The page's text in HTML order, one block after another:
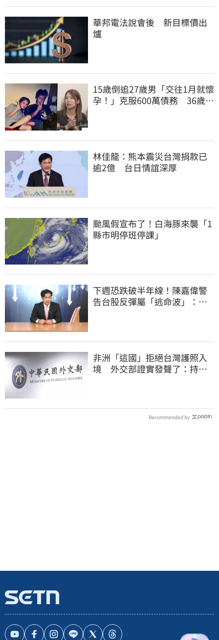
華邦電法說會後 新目標價出
爐
15歲倒追27歲男「交往1月就懷
孕！」克服600萬債務 36歲美
林佳龍：熊本震災台灣捐款已
逾2億 台日情誼深厚
颱風假宣布了！白海豚來襲「1
縣市明停班停課」
下週恐跌破半年線！陳嘉偉警
告台股反彈屬「逃命波」：空
非洲「這國」拒絕台灣護照入
境 外交部證實發聲了：持續
Recommended by